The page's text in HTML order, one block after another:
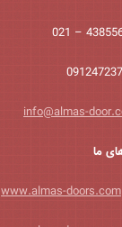
info@almas-
ما
www.almas-doors.com